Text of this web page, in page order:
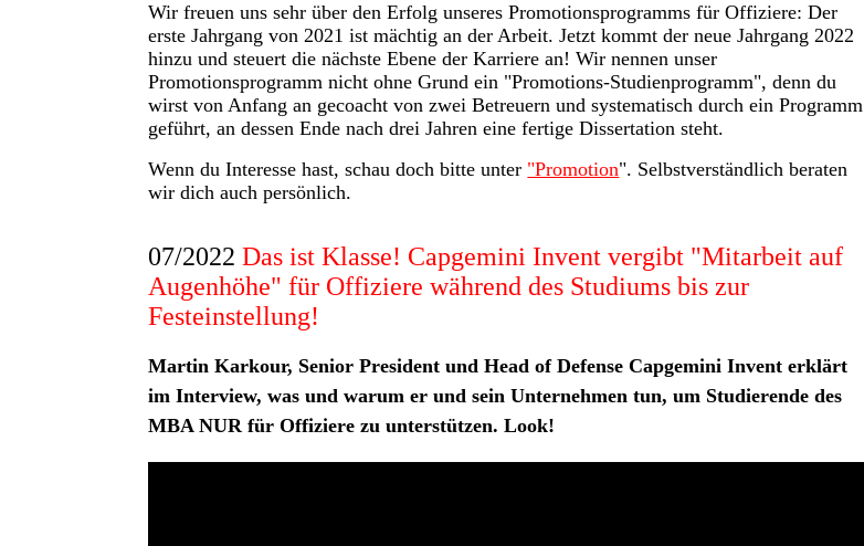
Wir freuen uns sehr über den Erfolg unseres Promotionsprogramms für Offiziere: Der
erste Jahrgang von 2021 ist mächtig an der Arbeit. Jetzt kommt der neue Jahrgang 2022
hinzu und steuert die nächste Ebene der Karriere an! Wir nennen unser
Promotionsprogramm nicht ohne Grund ein "Promotions-Studienprogramm", denn du
wirst von Anfang an gecoacht von zwei Betreuern und systematisch durch ein Programm
geführt, an dessen Ende nach drei Jahren eine fertige Dissertation steht.
Wenn du Interesse hast, schau doch bitte unter "Promotion". Selbstverständlich beraten
wir dich auch persönlich.
07/2022Das ist Klasse! Capgemini Invent vergibt "Mitarbeit auf
Augenhöhe" für Offiziere während des Studiums bis zur
Festeinstellung!
Martin Karkour, Senior President und Head of Defense Capgemini Invent erklärt
im Interview, was und warum er und sein Unternehmen tun, um Studierende des
MBA NUR für Offiziere zu unterstützen. Look!